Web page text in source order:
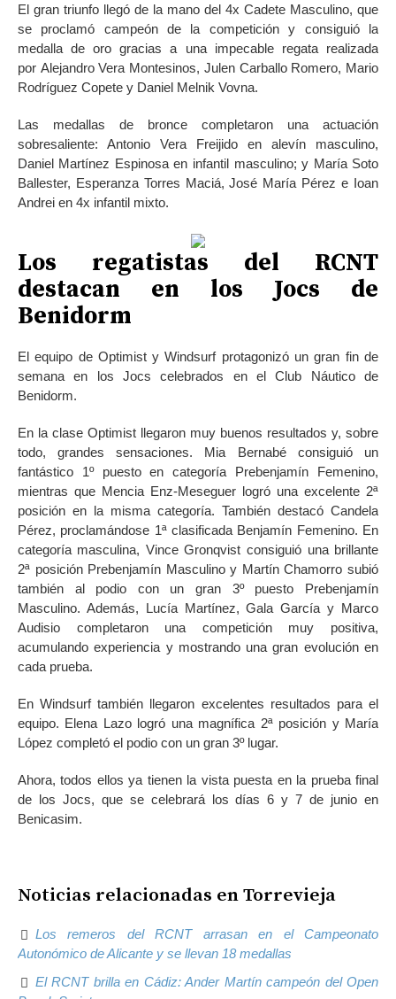
El gran triunfo llegó de la mano del 4x Cadete Masculino, que
se proclamó campeón de la competición y consiguió la
medalla de oro gracias a una impecable regata realizada
por Alejandro Vera Montesinos, Julen Carballo Romero, Mario
Rodríguez Copete y Daniel Melnik Vovna.
Las medallas de bronce completaron una actuación
sobresaliente: Antonio Vera Freijido en alevín masculino,
Daniel Martínez Espinosa en infantil masculino; y María Soto
Ballester, Esperanza Torres Maciá, José María Pérez e Ioan
Andrei en 4x infantil mixto.
Los regatistas del RCNT
destacan en los Jocs de
Benidorm
El equipo de Optimist y Windsurf protagonizó un gran fin de
semana en los Jocs celebrados en el Club Náutico de
Benidorm.
En la clase Optimist llegaron muy buenos resultados y, sobre
todo, grandes sensaciones. Mia Bernabé consiguió un
fantástico 1º puesto en categoría Prebenjamín Femenino,
mientras que Mencia Enz-Meseguer logró una excelente 2ª
posición en la misma categoría. También destacó Candela
Pérez, proclamándose 1ª clasificada Benjamín Femenino. En
categoría masculina, Vince Gronqvist consiguió una brillante
2ª posición Prebenjamín Masculino y Martín Chamorro subió
también al podio con un gran 3º puesto Prebenjamín
Masculino. Además, Lucía Martínez, Gala García y Marco
Audisio completaron una competición muy positiva,
acumulando experiencia y mostrando una gran evolución en
cada prueba.
En Windsurf también llegaron excelentes resultados para el
equipo. Elena Lazo logró una magnífica 2ª posición y María
López completó el podio con un gran 3º lugar.
Ahora, todos ellos ya tienen la vista puesta en la prueba final
de los Jocs, que se celebrará los días 6 y 7 de junio en
Benicasim.
Noticias relacionadas en Torrevieja
Los remeros del RCNT arrasan en el Campeonato
Autonómico de Alicante y se llevan 18 medallas
El RCNT brilla en Cádiz: Ander Martín campeón del Open